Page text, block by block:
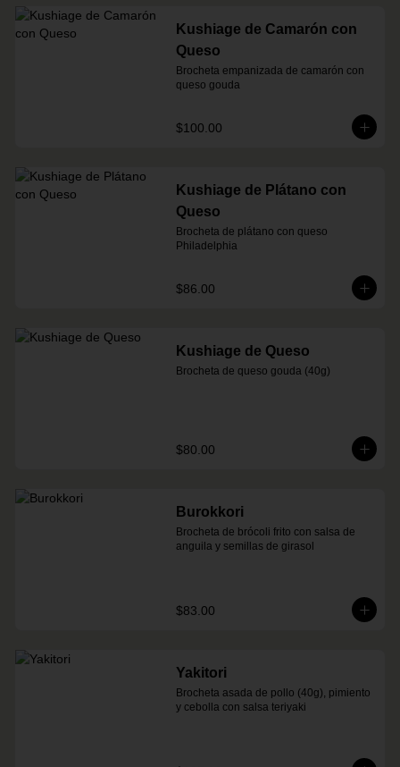
Kushiage de Camarón con
Queso
Brocheta empanizada de camarón con
queso gouda
$100.00
Kushiage de Plátano con
Queso
Brocheta de plátano con queso
Philadelphia
$86.00
Kushiage de Queso
Brocheta de queso gouda (40g)
$80.00
Burokkori
Brocheta de brócoli frito con salsa de
anguila y semillas de girasol
$83.00
Yakitori
Brocheta asada de pollo (40g), pimiento
y cebolla con salsa teriyaki